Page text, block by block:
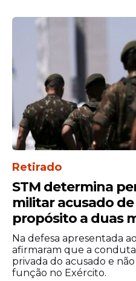
Retirado
STM determina
militar acusado
propósito a duas
Na defesa apresentada
afirmaram que a
privada do acusado e
função no Exército.